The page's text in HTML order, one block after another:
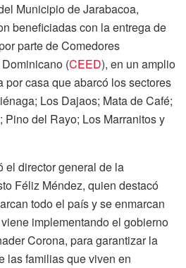
Municipio de Jarabacoa,
beneficiadas con la entrega de
parte de Comedores
(CEED), en un amplio
por casa que abarcó los sectores
Los Dajaos; Mata de Café;
Pino del Rayo; Los Marranitos y
el director general de la
Féliz Méndez, quien destacó
todo el país y se enmarcan
implementando el gobierno
Corona, para garantizar la
las familias que viven en